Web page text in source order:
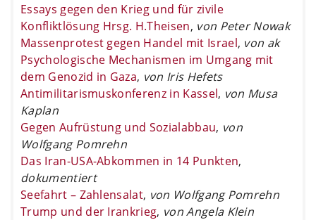
Essays gegen den Krieg und für zivile
Konfliktlösung Hrsg. H.Theisen, von Peter Nowak
Massenprotest gegen Handel mit Israel, von ak
Psychologische Mechanismen im Umgang mit
dem Genozid in Gaza, von Iris Hefets
Antimilitarismuskonferenz in Kassel, von Musa
Kaplan
Gegen Aufrüstung und Sozialabbau, von
Wolfgang Pomrehn
Das Iran-USA-Abkommen in 14 Punkten,
dokumentiert
Seefahrt – Zahlensalat, von Wolfgang Pomrehn
Trump und der Irankrieg, von Angela Klein